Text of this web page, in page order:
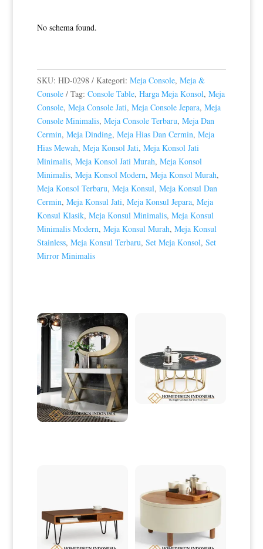
No schema found.
SKU: HD-0298 Kategori: Meja Console, Meja &
Console
Tag: Console Table, Harga Meja Konsol, Meja
Console, Meja Console Jati, Meja Console Jepara, Meja
Console Minimalis, Meja Console Terbaru, Meja Dan
Cermin, Meja Dinding, Meja Hias Dan Cermin, Meja
Hias Mewah, Meja Konsol Jati, Meja Konsol Jati
Minimalis, Meja Konsol Jati Murah, Meja Konsol
Minimalis, Meja Konsol Modern, Meja Konsol Murah,
Meja Konsol Terbaru, Meja Konsul, Meja Konsul Dan
Cermin, Meja Konsul Jati, Meja Konsul Jepara, Meja
Konsul Klasik, Meja Konsul Minimalis, Meja Konsul
Minimalis Modern, Meja Konsul Murah, Meja Konsul
Stainless, Meja Konsul Terbaru, Set Meja Konsol, Set
Mirror Minimalis